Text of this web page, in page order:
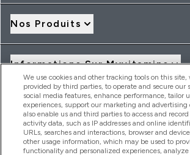
Nos Produits
Informations Sur Myvitamins
Offres Et Réductions
2026 THG Nutrition Limited (FRN:
We use cookies and other tracking tools on this
provided by third parties, to operate and secure our
social media features, enhance performance, tailor
experiences, support our marketing and advertising
also enable us and third parties to access and
activity data, such as IP addresses and online
URLs, searches and interactions, browser and
other usage information, which may be used to
functionality and personalized experiences,